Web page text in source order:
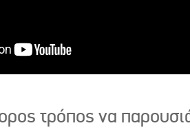
τρόπος να